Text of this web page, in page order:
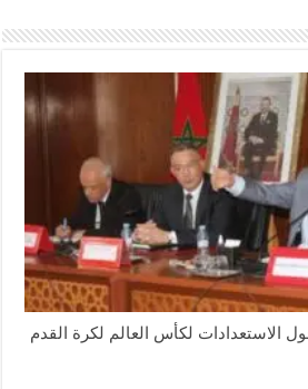
الاستعدادات لكأس العالم لكرة القدم